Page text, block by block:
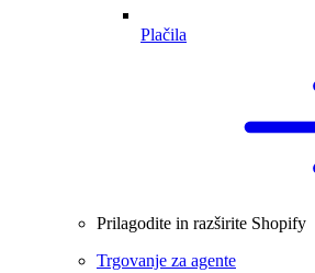
Plačila
Prilagodite in razširite Shopify
Trgovanje za agente